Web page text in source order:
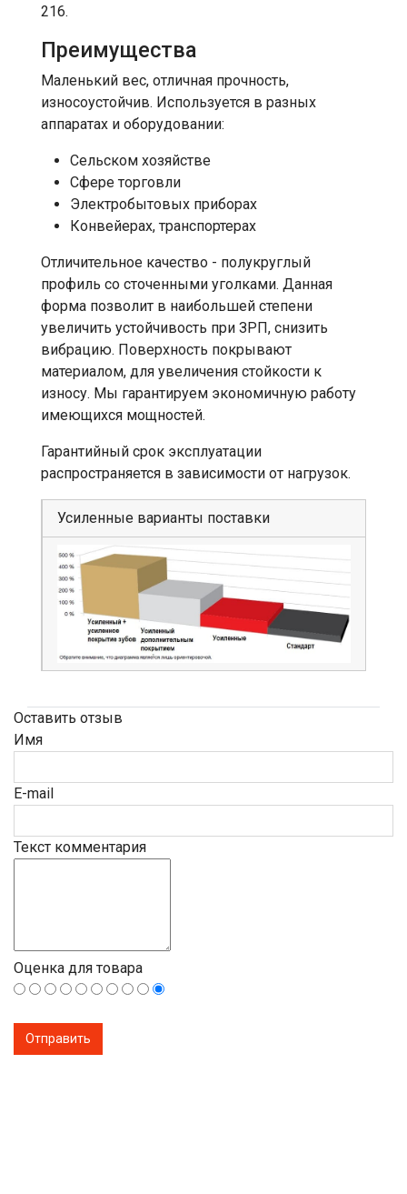
216.
Преимущества
Маленький вес, отличная прочность,
износоустойчив. Используется в разных
аппаратах и оборудовании:
Сельском хозяйстве
Сфере торговли
Электробытовых приборах
Конвейерах, транспортерах
Отличительное качество - полукруглый
профиль со сточенными уголками. Данная
форма позволит в наибольшей степени
увеличить устойчивость при ЗРП, снизить
вибрацию. Поверхность покрывают
материалом, для увеличения стойкости к
износу. Мы гарантируем экономичную работу
имеющихся мощностей.
Гарантийный срок эксплуатации
распространяется в зависимости от нагрузок.
Усиленные варианты поставки
Оставить отзыв
Имя
E-mail
Текст комментария
Оценка для товара